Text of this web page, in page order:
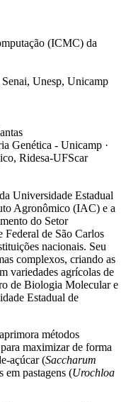
(ICMC) da
Unesp, Unicamp
Genética - Unicamp ·
Ridesa-UFScar
Universidade Estadual
Agronômico (IAC) e a
do Setor
Federal de São Carlos
nacionais. Seu
complexos, criando as
variedades agrícolas de
de Biologia Molecular e
Estadual de
métodos
maximizar de forma
açúcar (Saccharum
em pastagens (Urochloa